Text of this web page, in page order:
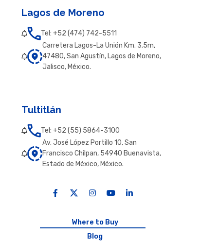
Lagos de Moreno
Tel: +52 (474) 742-5511
Carretera Lagos-La Unión Km. 3.5m,
47480, San Agustín, Lagos de Moreno,
Jalisco, México.
Tultitlán
Tel: +52 (55) 5864-3100
Av. José López Portillo 10, San
Francisco Chilpan, 54940 Buenavista,
Estado de México, México.
Where to Buy
Blog